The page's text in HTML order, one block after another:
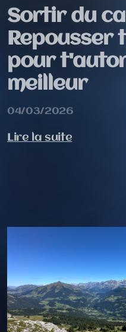
Sortir du
Repousser
pour
meilleur
04/03/2026
Lire la suite